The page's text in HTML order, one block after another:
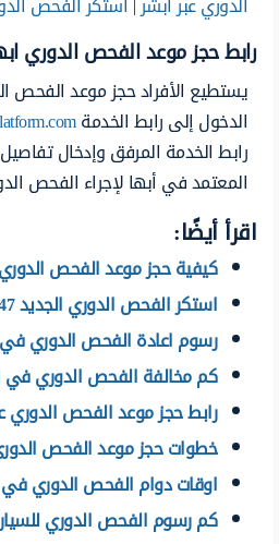
رابط حجز موعد الفحص الدوري
يستطيع الأفراد حجز موعد الفحص
الدخول إلى رابط الخدمة
رابط الخدمة المرفق وإدخال تفاصيل
المعتمد في أبها لإجراء الفحص
اقرأ أيضًا:
كيفية حجز موعد الفحص
استكر الفحص الدوري الجديد 1447
رسوم اعادة الفحص الدوري
كم مخالفة الفحص الدوري في
رابط حجز موعد الفحص الدوري
خطوات حجز موعد الفحص
اوقات دوام الفحص الدوري في
كم رسوم الفحص الدوري للسيارات